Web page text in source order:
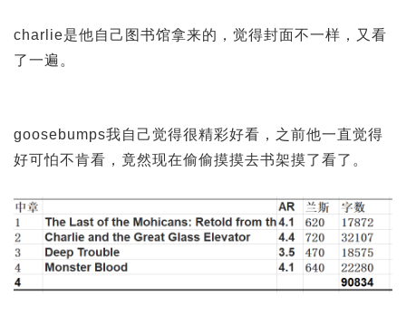
charlie是他自己图书馆拿来的，觉得封面不一样，又看
了一遍。
goosebumps我自己觉得很精彩好看，之前他一直觉得
好可怕不肯看，竟然现在偷偷摸摸去书架摸了看了。